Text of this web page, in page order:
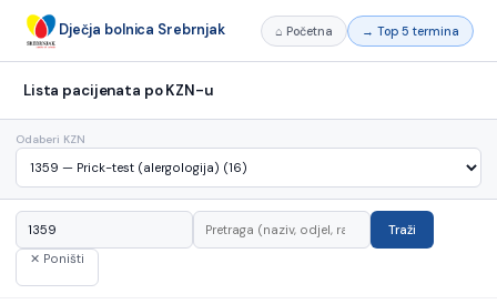
Dječja bolnica Srebrnjak ⌂ Početna → Top 5 termina
Lista pacijenata po KZN-u
Odaberi KZN
Traži
✕ Poništi